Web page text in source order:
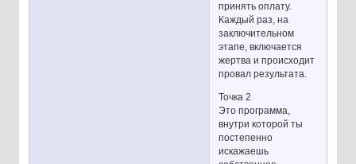
принять оплату.
Каждый раз, на
заключительном
этапе, включается
жертва и происходит
провал результата.
Точка 2
Это программа,
внутри которой ты
постепенно
искажаешь